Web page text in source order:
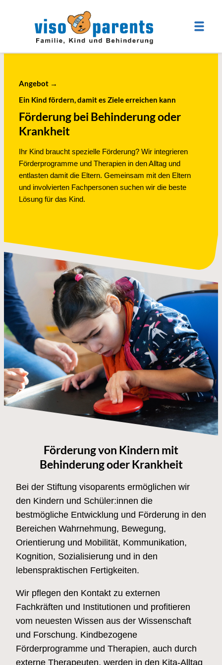
Angebot →
Ein Kind fördern, damit es Ziele erreichen kann
Förderung bei Behinderung oder
Krankheit
Ihr Kind braucht spezielle Förderung? Wir integrieren
Förderprogramme und Therapien in den Alltag und
entlasten damit die Eltern. Gemeinsam mit den Eltern
und involvierten Fachpersonen suchen wir die beste
Lösung für das Kind.
Förderung von Kindern mit
Behinderung oder Krankheit
Bei der Stiftung visoparents ermöglichen wir
den Kindern und Schüler:innen die
bestmögliche Entwicklung und Förderung in den
Bereichen Wahrnehmung, Bewegung,
Orientierung und Mobilität, Kommunikation,
Kognition, Sozialisierung und in den
lebenspraktischen Fertigkeiten.
Wir pflegen den Kontakt zu externen
Fachkräften und Institutionen und profitieren
vom neuesten Wissen aus der Wissenschaft
und Forschung. Kindbezogene
Förderprogramme und Therapien, auch durch
externe Therapeuten, werden in den Kita-Alltag